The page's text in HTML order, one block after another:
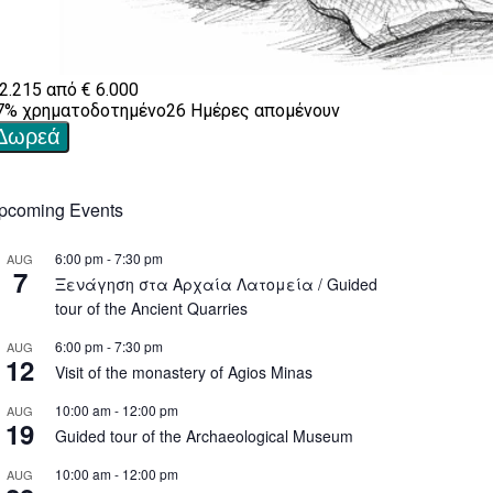
Events
AUG
7
6:00 pm-7:30 pm
Ξενάγηση στα Αρχαία Λατομεία / Guided
tour of the Ancient Quarries
AUG
12
6:00 pm-7:30 pm
Visit of the monastery of Agios Minas
AUG
19
10:00 am- 12:00 pm
Guided tour of the Archaeological Museum
AUG 10:00 am- 12:00 pm